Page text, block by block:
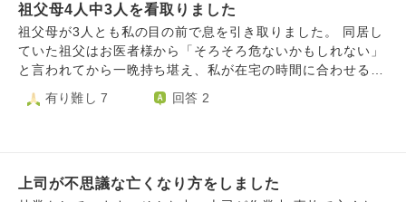
祖父母4人中3人を看取りました
祖父母が3人とも私の目の前で息を引き取りました。 同居し
ていた祖父はお医者様から「そろそろ危ないかもしれない」
と言われてから一晩持ち堪え、私が在宅の時間に合わせるよ
うに亡くなりました。祖母も同じように、母に呼ばれた私が
祖母の部屋に向かってすぐに息を引き取りました。先日唯一
りました。 これほど狙い澄ましたように私の目の前で祖父
有り難し 7 回答 2
上司が不思議な亡くなり方をしました